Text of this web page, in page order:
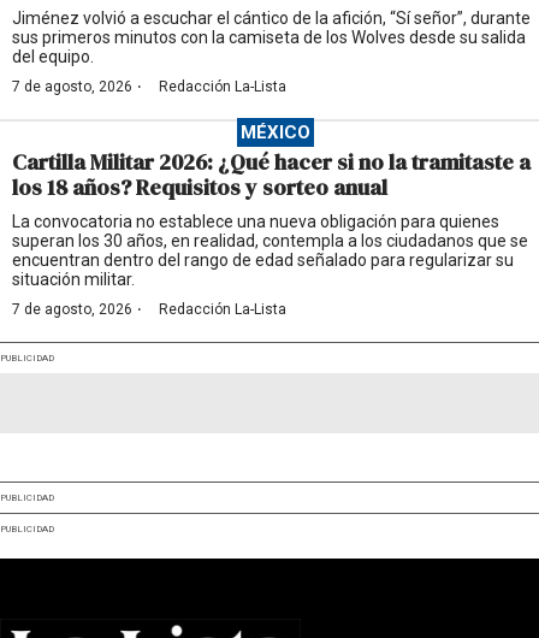
Jiménez volvió a escuchar el cántico de la afición, “Sí señor”, durante
sus primeros minutos con la camiseta de los Wolves desde su salida
del equipo.
7 de agosto, 2026 · Redacción La-Lista
MÉXICO
Cartilla Militar 2026: ¿Qué hacer si no la tramitaste a
los 18 años? Requisitos y sorteo anual
La convocatoria no establece una nueva obligación para quienes
superan los 30 años, en realidad, contempla a los ciudadanos que se
encuentran dentro del rango de edad señalado para regularizar su
situación militar.
7 de agosto, 2026 · Redacción La-Lista
PUBLICIDAD
PUBLICIDAD
PUBLICIDAD